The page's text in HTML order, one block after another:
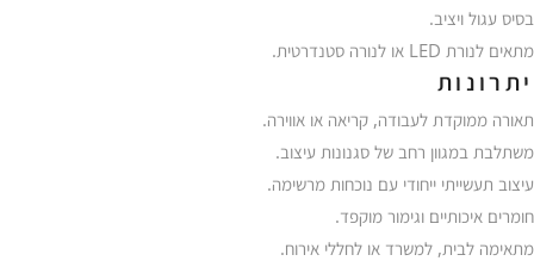
בסיס עגול ויציב.
מתאים לנורת LED או לנורה סטנדרטית.
יתרונות
תאורה ממוקדת לעבודה, קריאה או אווירה.
משתלבת במגוון רחב של סגנונות עיצוב.
עיצוב תעשייתי ייחודי עם נוכחות מרשימה.
חומרים איכותיים וגימור מוקפד.
מתאימה לבית, למשרד או לחללי אירוח.